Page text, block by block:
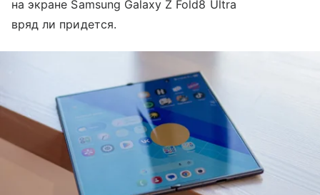
на экране Samsung Galaxy Z Fold8 Ultra
вряд ли придется.